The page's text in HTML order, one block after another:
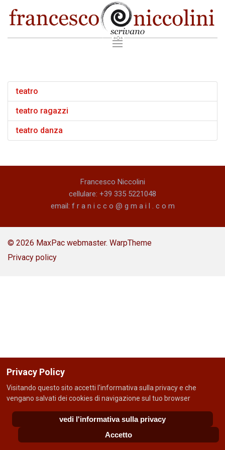
teatro
teatro ragazzi
teatro danza
Francesco Niccolini
cellulare: +39 335 5221048
email: f r a n i c c o @ g m a i l . c o m
© 2026 MaxPac webmaster. WarpTheme
Privacy policy
Privacy Policy
Visitando questo sito accetti l'informativa sulla privacy e che
vengano salvati dei cookies di navigazione sul tuo browser
vedi l'informativa sulla privacy
Accetto